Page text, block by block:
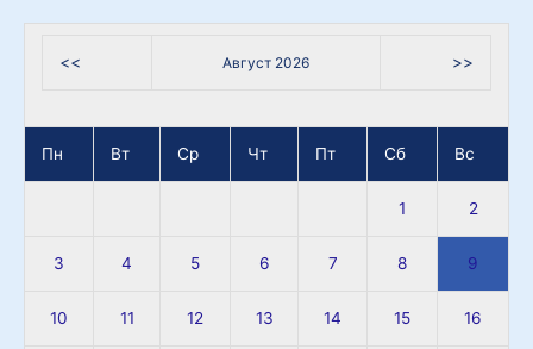
<< Август 2026 >>
Пн Вт Ср Чт Пт Сб Вс
1 2
3 4 5 6 7 8 9
10 11 12 13 14 15 16